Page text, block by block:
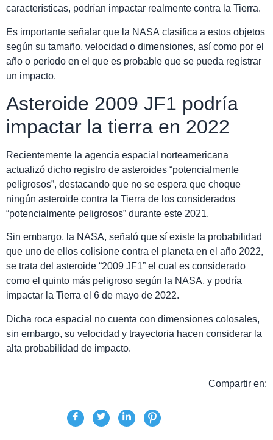
características, podrían impactar realmente contra la Tierra.
Es importante señalar que la NASA clasifica a estos objetos
según su tamaño, velocidad o dimensiones, así como por el
año o periodo en el que es probable que se pueda registrar
un impacto.
Asteroide 2009 JF1 podría
impactar la tierra en 2022
Recientemente la agencia espacial norteamericana
actualizó dicho registro de asteroides “potencialmente
peligrosos”, destacando que no se espera que choque
ningún asteroide contra la Tierra de los considerados
“potencialmente peligrosos” durante este 2021.
Sin embargo, la NASA, señaló que sí existe la probabilidad
que uno de ellos colisione contra el planeta en el año 2022,
se trata del asteroide “2009 JF1” el cual es considerado
como el quinto más peligroso según la NASA, y podría
impactar la Tierra el 6 de mayo de 2022.
Dicha roca espacial no cuenta con dimensiones colosales,
sin embargo, su velocidad y trayectoria hacen considerar la
alta probabilidad de impacto.
Compartir en: